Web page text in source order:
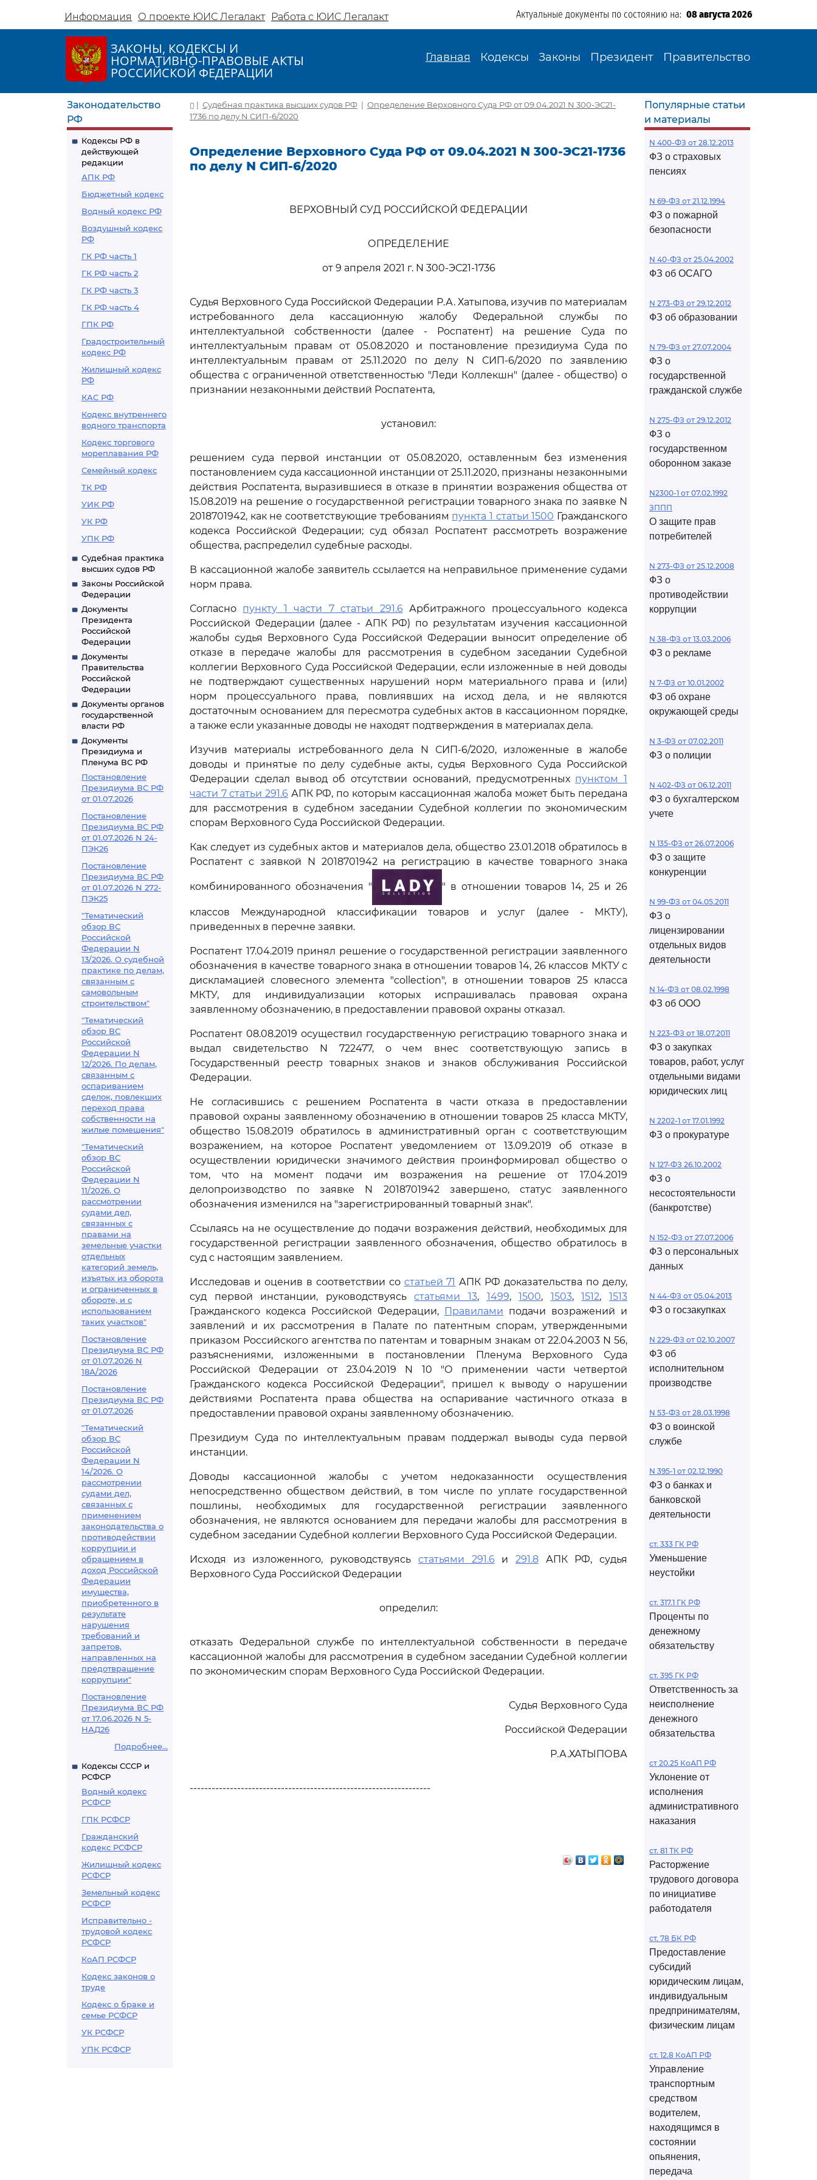
Информация О проекте ЮИС Легалакт Работа с ЮИС Легалакт Актуальные документы по состоянию на: 08 августа 2026
ЗАКОНЫ, КОДЕКСЫ И
НОРМАТИВНО-ПРАВОВЫЕ АКТЫ
РОССИЙСКОЙ ФЕДЕРАЦИИ
Главная Кодексы Законы Президент Правительство
Законодательство
РФ
Кодексы РФ в
действующей
редакции
АПК РФ
Бюджетный кодекс
Водный кодекс РФ
Воздушный кодекс
РФ
ГК РФ часть 1
ГК РФ часть 2
ГК РФ часть 3
ГК РФ часть 4
ГПК РФ
Градостроительный
кодекс РФ
Жилищный кодекс
РФ
КАС РФ
Кодекс внутреннего
водного транспорта
Кодекс торгового
мореплавания РФ
Семейный кодекс
ТК РФ
УИК РФ
УК РФ
УПК РФ
Судебная практика
высших судов РФ
Законы Российской
Федерации
Документы
Президента
Российской
Федерации
Документы
Правительства
Российской
Федерации
Документы органов
государственной
власти РФ
Документы
Президиума и
Пленума ВС РФ
Постановление
Президиума ВС РФ
от 01.07.2026
Постановление
Президиума ВС РФ
от 01.07.2026 N 24-
ПЭК26
Постановление
Президиума ВС РФ
от 01.07.2026 N 272-
ПЭК25
"Тематический
обзор ВС
Российской
Федерации N
13/2026. О судебной
практике по делам,
связанным с
самовольным
строительством"
"Тематический
обзор ВС
Российской
Федерации N
12/2026. По делам,
связанным с
оспариванием
сделок, повлекших
переход права
собственности на
жилые помещения"
"Тематический
обзор ВС
Российской
Федерации N
11/2026. О
рассмотрении
судами дел,
связанных с
правами на
земельные участки
отдельных
категорий земель,
изъятых из оборота
и ограниченных в
обороте, и с
использованием
таких участков"
Постановление
Президиума ВС РФ
от 01.07.2026 N
18А/2026
Постановление
Президиума ВС РФ
от 01.07.2026
"Тематический
обзор ВС
Российской
Федерации N
14/2026. О
рассмотрении
судами дел,
связанных с
применением
законодательства о
противодействии
коррупции и
обращением в
доход Российской
Федерации
имущества,
приобретенного в
результате
нарушения
требований и
запретов,
направленных на
предотвращение
коррупции"
Постановление
Президиума ВС РФ
от 17.06.2026 N 5-
НАД26
Подробнее...
Кодексы СССР и
РСФСР
Водный кодекс
РСФСР
ГПК РСФСР
Гражданский
кодекс РСФСР
Жилищный кодекс
РСФСР
Земельный кодекс
РСФСР
Исправительно -
трудовой кодекс
РСФСР
КоАП РСФСР
Кодекс законов о
труде
Кодекс о браке и
семье РСФСР
УК РСФСР
УПК РСФСР
| Судебная практика высших судов РФ | Определение Верховного Суда РФ от 09.04.2021 N 300-ЭС21-
1736 по делу N СИП-6/2020
Определение Верховного Суда РФ от 09.04.2021 N 300-ЭС21-1736
по делу N СИП-6/2020
ВЕРХОВНЫЙ СУД РОССИЙСКОЙ ФЕДЕРАЦИИ
ОПРЕДЕЛЕНИЕ
от 9 апреля 2021 г. N 300-ЭС21-1736
Судья Верховного Суда Российской Федерации Р.А. Хатыпова, изучив по материалам
истребованного дела кассационную жалобу Федеральной службы по
интеллектуальной собственности (далее - Роспатент) на решение Суда по
интеллектуальным правам от 05.08.2020 и постановление президиума Суда по
интеллектуальным правам от 25.11.2020 по делу N СИП-6/2020 по заявлению
общества с ограниченной ответственностью "Леди Коллекшн" (далее - общество) о
признании незаконными действий Роспатента,
установил:
решением суда первой инстанции от 05.08.2020, оставленным без изменения
постановлением суда кассационной инстанции от 25.11.2020, признаны незаконными
действия Роспатента, выразившиеся в отказе в принятии возражения общества от
15.08.2019 на решение о государственной регистрации товарного знака по заявке N
2018701942, как не соответствующие требованиям пункта 1 статьи 1500 Гражданского
кодекса Российской Федерации; суд обязал Роспатент рассмотреть возражение
общества, распределил судебные расходы.
В кассационной жалобе заявитель ссылается на неправильное применение судами
норм права.
Согласно пункту 1 части 7 статьи 291.6Арбитражного процессуального кодекса
Российской Федерации (далее - АПК РФ) по результатам изучения кассационной
жалобы судья Верховного Суда Российской Федерации выносит определение об
отказе в передаче жалобы для рассмотрения в судебном заседании Судебной
коллегии Верховного Суда Российской Федерации, если изложенные в ней доводы
не подтверждают существенных нарушений норм материального права и (или)
норм процессуального права, повлиявших на исход дела, и не являются
достаточным основанием для пересмотра судебных актов в кассационном порядке,
а также если указанные доводы не находят подтверждения в материалах дела.
Изучив материалы истребованного дела N СИП-6/2020, изложенные в жалобе
доводы и принятые по делу судебные акты, судья Верховного Суда Российской
Федерации сделал вывод об отсутствии оснований, предусмотренных пунктом 1
части 7 статьи 291.6 АПК РФ, по которым кассационная жалоба может быть передана
для рассмотрения в судебном заседании Судебной коллегии по экономическим
спорам Верховного Суда Российской Федерации.
Как следует из судебных актов и материалов дела, общество 23.01.2018 обратилось в
Роспатент с заявкой N 2018701942 на регистрацию в качестве товарного знака
комбинированного обозначения " " в отношении товаров 14, 25 и 26
классов Международной классификации товаров и услуг (далее - МКТУ),
приведенных в перечне заявки.
Роспатент 17.04.2019 принял решение о государственной регистрации заявленного
обозначения в качестве товарного знака в отношении товаров 14, 26 классов МКТУ с
дискламацией словесного элемента "collection", в отношении товаров 25 класса
МКТУ, для индивидуализации которых испрашивалась правовая охрана
заявленному обозначению, в предоставлении правовой охраны отказал.
Роспатент 08.08.2019 осуществил государственную регистрацию товарного знака и
выдал свидетельство N 722477, о чем внес соответствующую запись в
Государственный реестр товарных знаков и знаков обслуживания Российской
Федерации.
Не согласившись с решением Роспатента в части отказа в предоставлении
правовой охраны заявленному обозначению в отношении товаров 25 класса МКТУ,
общество 15.08.2019 обратилось в административный орган с соответствующим
возражением, на которое Роспатент уведомлением от 13.09.2019 об отказе в
осуществлении юридически значимого действия проинформировал общество о
том, что на момент подачи им возражения на решение от 17.04.2019
делопроизводство по заявке N 2018701942 завершено, статус заявленного
обозначения изменился на "зарегистрированный товарный знак".
Ссылаясь на не осуществление до подачи возражения действий, необходимых для
государственной регистрации заявленного обозначения, общество обратилось в
суд с настоящим заявлением.
Исследовав и оценив в соответствии со статьей 71 АПК РФ доказательства по делу,
суд первой инстанции, руководствуясьстатьями 13, 1499,1500, 1503,1512,1513
Гражданского кодекса Российской Федерации, Правилами подачи возражений и
заявлений и их рассмотрения в Палате по патентным спорам, утвержденными
приказом Российского агентства по патентам и товарным знакам от 22.04.2003 N 56,
разъяснениями, изложенными в постановлении Пленума Верховного Суда
Российской Федерации от 23.04.2019 N 10 "О применении части четвертой
Гражданского кодекса Российской Федерации", пришел к выводу о нарушении
действиями Роспатента права общества на оспаривание частичного отказа в
предоставлении правовой охраны заявленному обозначению.
Президиум Суда по интеллектуальным правам поддержал выводы суда первой
инстанции.
Доводы кассационной жалобы с учетом недоказанности осуществления
непосредственно обществом действий, в том числе по уплате государственной
пошлины, необходимых для государственной регистрации заявленного
обозначения, не являются основанием для передачи жалобы для рассмотрения в
судебном заседании Судебной коллегии Верховного Суда Российской Федерации.
Исходя из изложенного, руководствуясь статьями 291.6и 291.8АПК РФ, судья
Верховного Суда Российской Федерации
определил:
отказать Федеральной службе по интеллектуальной собственности в передаче
кассационной жалобы для рассмотрения в судебном заседании Судебной коллегии
по экономическим спорам Верховного Суда Российской Федерации.
Судья Верховного Суда
Российской Федерации
Р.А.ХАТЫПОВА
------------------------------------------------------------------
Популярные статьи
и материалы
N 400-ФЗ от 28.12.2013
ФЗ о страховых
пенсиях
N 69-ФЗ от 21.12.1994
ФЗ о пожарной
безопасности
N 40-ФЗ от 25.04.2002
ФЗ об ОСАГО
N 273-ФЗ от 29.12.2012
ФЗ об образовании
N 79-ФЗ от 27.07.2004
ФЗ о
государственной
гражданской службе
N 275-ФЗ от 29.12.2012
ФЗ о
государственном
оборонном заказе
N2300-1 от 07.02.1992
ЗППП
О защите прав
потребителей
N 273-ФЗ от 25.12.2008
ФЗ о
противодействии
коррупции
N 38-ФЗ от 13.03.2006
ФЗ о рекламе
N 7-ФЗ от 10.01.2002
ФЗ об охране
окружающей среды
N 3-ФЗ от 07.02.2011
ФЗ о полиции
N 402-ФЗ от 06.12.2011
ФЗ о бухгалтерском
учете
N 135-ФЗ от 26.07.2006
ФЗ о защите
конкуренции
N 99-ФЗ от 04.05.2011
ФЗ о
лицензировании
отдельных видов
деятельности
N 14-ФЗ от 08.02.1998
ФЗ об ООО
N 223-ФЗ от 18.07.2011
ФЗ о закупках
товаров, работ, услуг
отдельными видами
юридических лиц
N 2202-1 от 17.01.1992
ФЗ о прокуратуре
N 127-ФЗ 26.10.2002
ФЗ о
несостоятельности
(банкротстве)
N 152-ФЗ от 27.07.2006
ФЗ о персональных
данных
N 44-ФЗ от 05.04.2013
ФЗ о госзакупках
N 229-ФЗ от 02.10.2007
ФЗ об
исполнительном
производстве
N 53-ФЗ от 28.03.1998
ФЗ о воинской
службе
N 395-1 от 02.12.1990
ФЗ о банках и
банковской
деятельности
ст. 333 ГК РФ
Уменьшение
неустойки
ст. 317.1 ГК РФ
Проценты по
денежному
обязательству
ст. 395 ГК РФ
Ответственность за
неисполнение
денежного
обязательства
ст 20.25 КоАП РФ
Уклонение от
исполнения
административного
наказания
ст. 81 ТК РФ
Расторжение
трудового договора
по инициативе
работодателя
ст. 78 БК РФ
Предоставление
субсидий
юридическим лицам,
индивидуальным
предпринимателям,
физическим лицам
ст. 12.8 КоАП РФ
Управление
транспортным
средством
водителем,
находящимся в
состоянии
опьянения,
передача